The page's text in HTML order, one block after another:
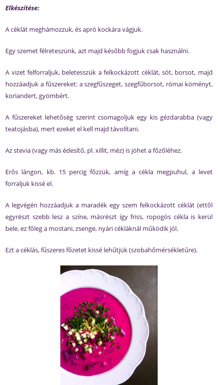
Elkészítése:
A céklát meghámozzuk, és apró kockára vágjuk.
Egy szemet félreteszünk, azt majd később fogjuk csak használni.
A vizet felforraljuk, beletesszük a felkockázott céklát, sót, borsot, majd
hozzáadjuk a fűszereket: a szegfűszeget, szegfűborsot, római köményt,
koriandert, gyömbért.
A fűszereket lehetőség szerint csomagoljuk egy kis gézdarabba (vagy
teatojásba), mert ezeket el kell majd távolítani.
Az stevia (vagy más édesítő, pl. xillit, méz) is jöhet a főzőléhez.
Erős lángon, kb. 15 percig főzzük, amíg a cékla megpuhul, a levet
forraljuk kissé el.
A legvégén hozzáadjuk a maradék egy szem felkockázott céklát (ettől
egyrészt szebb lesz a színe, másrészt így friss, ropogós cékla is kerül
bele, ez főleg a mostani, zsenge, nyári cékláknál működik jól.
Ezt a céklás, fűszeres főzetet kissé lehűtjük (szobahőmérsékletűre).